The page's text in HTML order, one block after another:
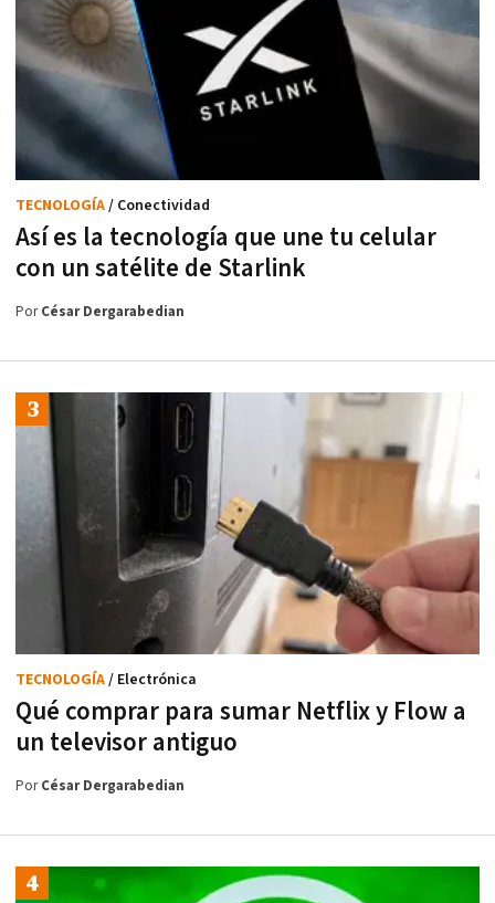
Así es la tecnología que une tu celular
con un satélite de Starlink
TECNOLOGÍA/ Conectividad
PorCésar Dergarabedian
Qué comprar para sumar Netflix y Flow a
un televisor antiguo
TECNOLOGÍA/ Electrónica
PorCésar Dergarabedian